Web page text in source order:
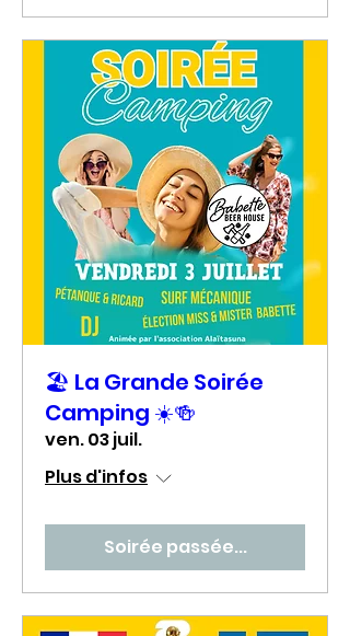
🏖️ La Grande Soirée
Camping ☀️🍻
ven. 03 juil.
Plus d'infos
Soirée passée...